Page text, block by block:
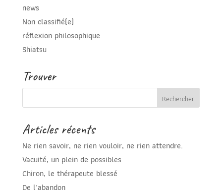
news
Non classifié(e)
réflexion philosophique
Shiatsu
Trouver
Articles récents
Ne rien savoir, ne rien vouloir, ne rien attendre.
Vacuité, un plein de possibles
Chiron, le thérapeute blessé
De l’abandon